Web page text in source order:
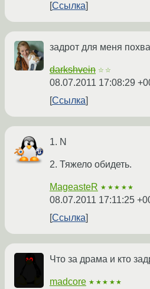
Ссылка
задрот для меня
darkshvein ☆☆
08.07.2011 17:08:29
Ссылка
1. N
2. Тяжело обидеть.
MageasteR ★★★★★
08.07.2011 17:11:25
Ссылка
Что за драма и кто
madcore ★★★★★